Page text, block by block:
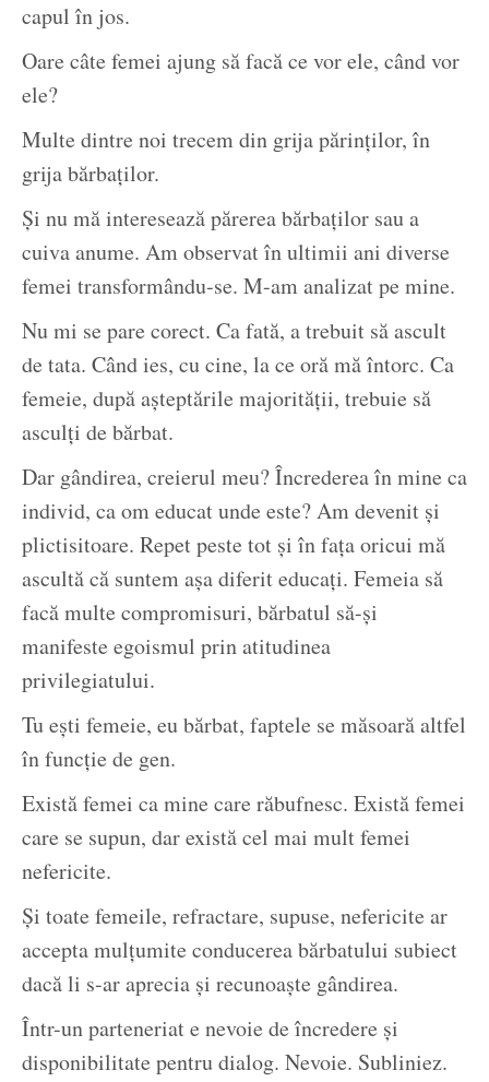
capul în jos.
Oare câte femei ajung să facă ce vor ele, când vor
ele?
Multe dintre noi trecem din grija părinților, în
grija bărbaților.
Și nu mă interesează părerea bărbaților sau a
cuiva anume. Am observat în ultimii ani diverse
femei transformându-se. M-am analizat pe mine.
Nu mi se pare corect. Ca fată, a trebuit să ascult
de tata. Când ies, cu cine, la ce oră mă întorc. Ca
femeie, după așteptările majorității, trebuie să
asculți de bărbat.
Dar gândirea, creierul meu? Încrederea în mine ca
individ, ca om educat unde este? Am devenit și
plictisitoare. Repet peste tot și în fața oricui mă
ascultă că suntem așa diferit educați. Femeia să
facă multe compromisuri, bărbatul să-și
manifeste egoismul prin atitudinea
privilegiatului.
Tu ești femeie, eu bărbat, faptele se măsoară altfel
în funcție de gen.
Există femei ca mine care răbufnesc. Există femei
care se supun, dar există cel mai mult femei
nefericite.
Și toate femeile, refractare, supuse, nefericite ar
accepta mulțumite conducerea bărbatului subiect
dacă li s-ar aprecia și recunoaște gândirea.
Într-un parteneriat e nevoie de încredere și
disponibilitate pentru dialog. Nevoie. Subliniez.